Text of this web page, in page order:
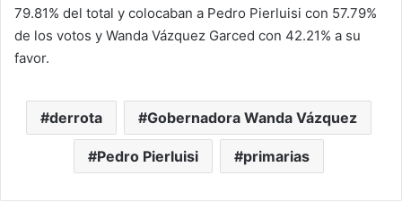
79.81% del total y colocaban a Pedro Pierluisi con 57.79%
de los votos y Wanda Vázquez Garced con 42.21% a su
favor.
derrota Gobernadora Wanda Vázquez
Pedro Pierluisi primarias